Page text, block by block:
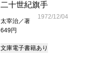
二十世紀旗手
太宰治／著
649円
1972/12/04
文庫電子書籍あり